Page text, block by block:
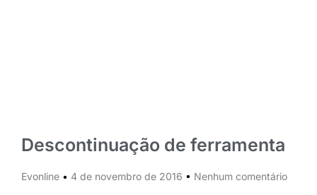
Descontinuação de ferramenta
Evonline 4 de novembro de 2016 Nenhum comentário